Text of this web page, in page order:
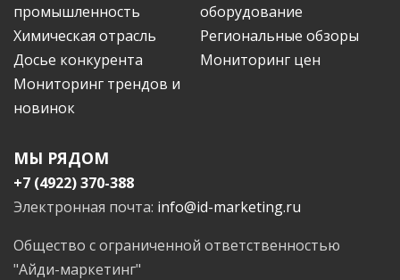
промышленность
оборудование
Химическая отрасль
Региональные обзоры
Досье конкурента
Мониторинг цен
Мониторинг трендов и
новинок
МЫ РЯДОМ
+7 (4922) 370-388
Электронная почта: info@id-marketing.ru
Общество с ограниченной ответственностью
"Айди-маркетинг"